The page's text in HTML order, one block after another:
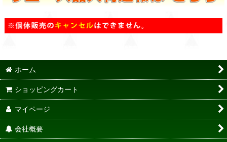
ホーム
ショッピングカート
マイページ
会社概要